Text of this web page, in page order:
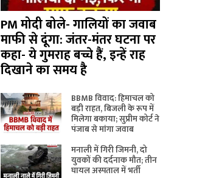
PM मोदी बोले- गालियों का जवाब
माफी से दूंगा: जंतर-मंतर घटना पर
कहा- ये गुमराह बच्चे हैं, इन्हें राह
दिखाने का समय है
BBMB विवाद: हिमाचल को
बड़ी राहत, बिजली के रूप में
मिलेगा बकाया; सुप्रीम कोर्ट ने
पंजाब से मांगा जवाब
मनाली में गिरी जिमनी, दो
युवकों की दर्दनाक मौत; तीन
घायल अस्पताल में भर्ती